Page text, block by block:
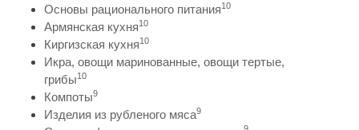
Основы рационального питания10
Армянская кухня10
Киргизская кухня10
Икра, овощи маринованные, овощи тертые,
грибы10
Компоты9
Изделия из рубленого мяса9